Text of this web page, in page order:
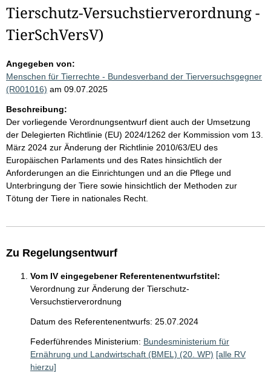
Tierschutz-Versuchstierverordnung -
TierSchVersV)
Angegeben von:
Menschen für Tierrechte - Bundesverband der Tierversuchsgegner
(R001016) am 09.07.2025
Beschreibung:
Der vorliegende Verordnungsentwurf dient auch der Umsetzung
der Delegierten Richtlinie (EU) 2024/1262 der Kommission vom 13.
März 2024 zur Änderung der Richtlinie 2010/63/EU des
Europäischen Parlaments und des Rates hinsichtlich der
Anforderungen an die Einrichtungen und an die Pflege und
Unterbringung der Tiere sowie hinsichtlich der Methoden zur
Tötung der Tiere in nationales Recht.
Zu Regelungsentwurf
Vom IV eingegebener Referentenentwurfstitel:
Verordnung zur Änderung der Tierschutz-
Versuchstierverordnung
Datum des Referentenentwurfs: 25.07.2024
Federführendes Ministerium: Bundesministerium für
Ernährung und Landwirtschaft (BMEL) (20. WP) [alle RV
hierzu]